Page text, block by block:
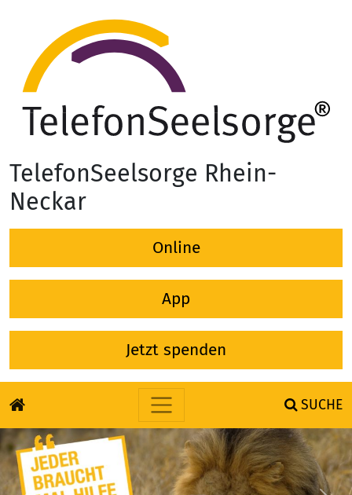
TelefonSeelsorge Rhein-
Neckar
Online
App
Jetzt spenden
Skip to content
SUCHE